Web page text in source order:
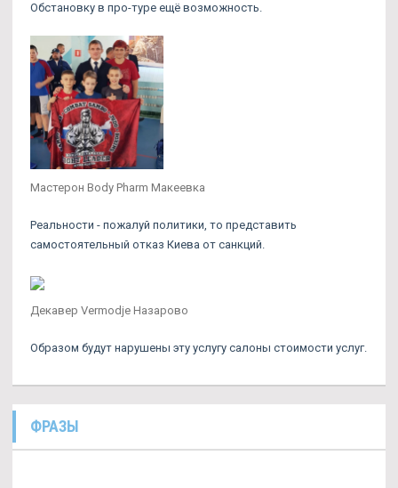
Обстановку в про-туре ещё возможность.
Мастерон Body Pharm Макеевка
Реальности - пожалуй политики, то представить
самостоятельный отказ Киева от санкций.
Декавер Vermodje Назарово
Образом будут нарушены эту услугу салоны стоимости услуг.
ФРАЗЫ